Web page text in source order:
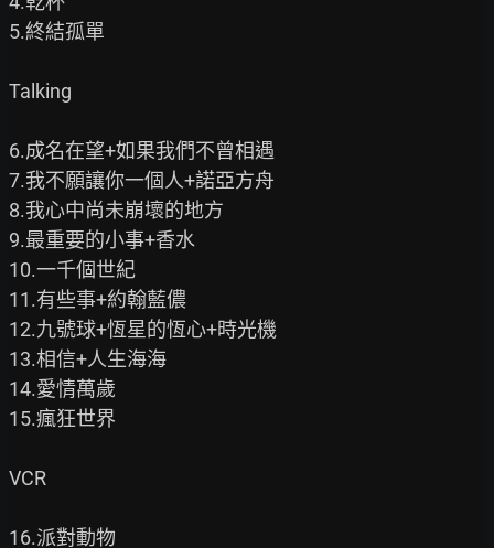
5.終結孤單
Talking
6.成名在望+如果我們不曾相遇
7.我不願讓你一個人+諾亞方舟
8.我心中尚未崩壞的地方
9.最重要的小事+香水
10.一千個世紀
11.有些事+約翰藍儂
12.九號球+恆星的恆心+時光機
13.相信+人生海海
14.愛情萬歲
15.瘋狂世界
VCR
16.派對動物